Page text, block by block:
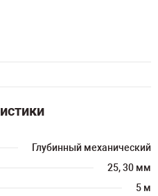
Глубинный механический
25, 30 мм
5 м